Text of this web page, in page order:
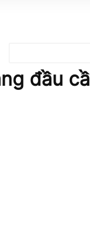
đầu